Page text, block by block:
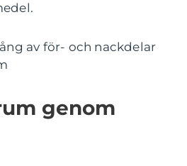
av för- och nackdelar
genom